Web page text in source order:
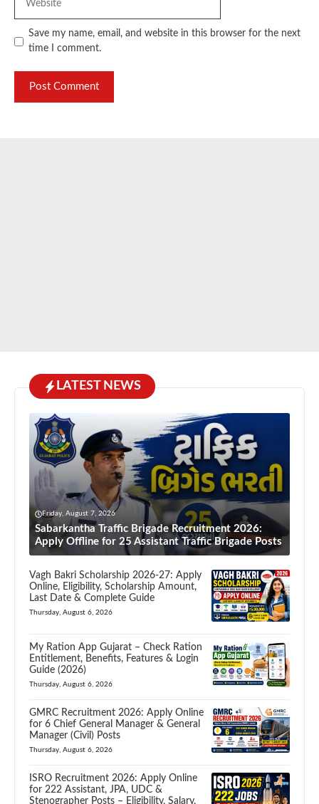
Save my name, email, and website in this browser for the next
time I comment.
LATEST NEWS
Friday, August 7, 2026
Sabarkantha Traffic Brigade Recruitment 2026:
Apply Offline for 25 Assistant Traffic Brigade Posts
Vagh Bakri Scholarship 2026-27: Apply
Online, Eligibility, Scholarship Amount,
Last Date & Complete Guide
Thursday, August 6, 2026
My Ration App Gujarat – Check Ration
Entitlement, Benefits, Features & Login
Guide (2026)
Thursday, August 6, 2026
GMRC Recruitment 2026: Apply Online
for 6 Chief General Manager & General
Manager (Civil) Posts
Thursday, August 6, 2026
ISRO Recruitment 2026: Apply Online
for 222 Assistant, JPA, UDC &
Stenographer Posts – Eligibility, Salary,